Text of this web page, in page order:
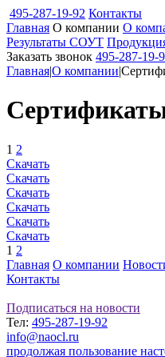
495-287-19-92 Контакты
Главная О компании О
Результаты СОУТ
Заказать звонок 495-287-19-
Главная|О компании|
1 2
Скачать
Скачать
Скачать
Скачать
Скачать
Скачать
1 2
Главная О компании
Контакты
Подписаться на новости
Тел: 495-287-19-92
info@naocl.ru
продолжая пользование